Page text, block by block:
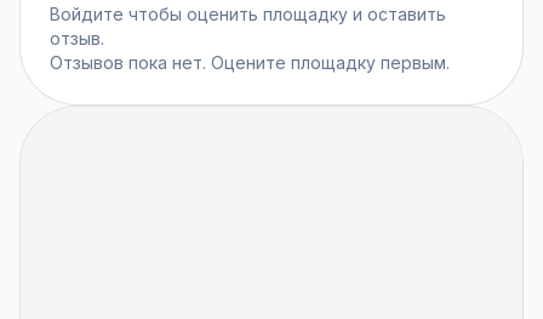
Войдите чтобы оценить площадку и оставить
отзыв.
Отзывов пока нет. Оцените площадку первым.